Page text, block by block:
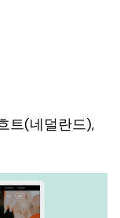
트(네덜란드),